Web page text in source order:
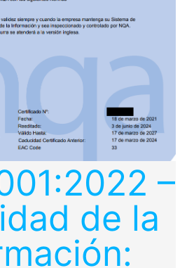
–
de la